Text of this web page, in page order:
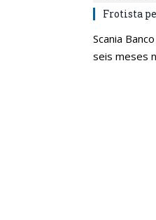
Frotista
Scania
seis meses